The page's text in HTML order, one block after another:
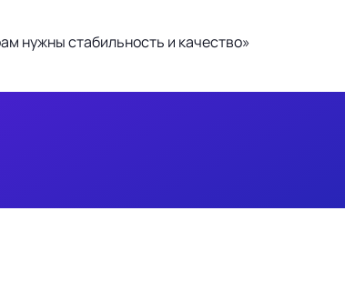
нужны стабильность и качество»